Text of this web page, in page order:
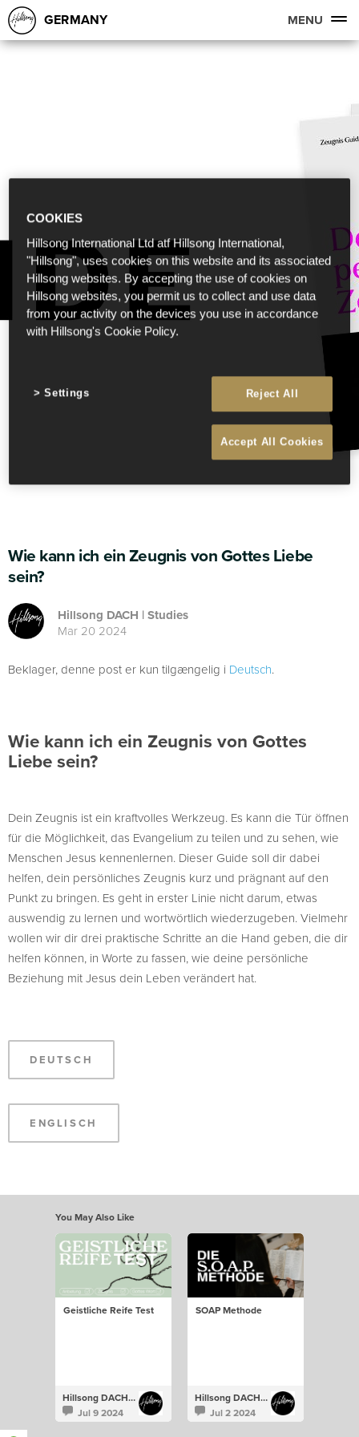
GERMANY MENU
Wie kann ich ein Zeugnis von Gottes Liebe
sein?
Hillsong DACH | Studies
Mar 20 2024
Beklager, denne post er kun tilgængelig i Deutsch.
Wie kann ich ein Zeugnis von Gottes
Liebe sein?
Dein Zeugnis ist ein kraftvolles Werkzeug. Es kann die Tür öffnen
für die Möglichkeit, das Evangelium zu teilen und zu sehen, wie
Menschen Jesus kennenlernen. Dieser Guide soll dir dabei
helfen, dein persönliches Zeugnis kurz und prägnant auf den
Punkt zu bringen. Es geht in erster Linie nicht darum, etwas
auswendig zu lernen und wortwörtlich wiederzugeben. Vielmehr
wollen wir dir drei praktische Schritte an die Hand geben, die dir
helfen können, in Worte zu fassen, wie deine persönliche
Beziehung mit Jesus dein Leben verändert hat.
DEUTSCH
ENGLISCH
You May Also Like
Geistliche Reife Test
Hillsong DACH | Studies
Jul 9 2024
SOAP Methode
Hillsong DACH | Studies
Jul 2 2024
COOKIES
Hillsong International Ltd atf Hillsong International,
"Hillsong", uses cookies on this website and its associated
Hillsong websites. By accepting the use of cookies on
Hillsong websites, you permit us to collect and use data
from your activity on the devices you use in accordance
with Hillsong's Cookie Policy.
Reject All
Accept All Cookies
Settings